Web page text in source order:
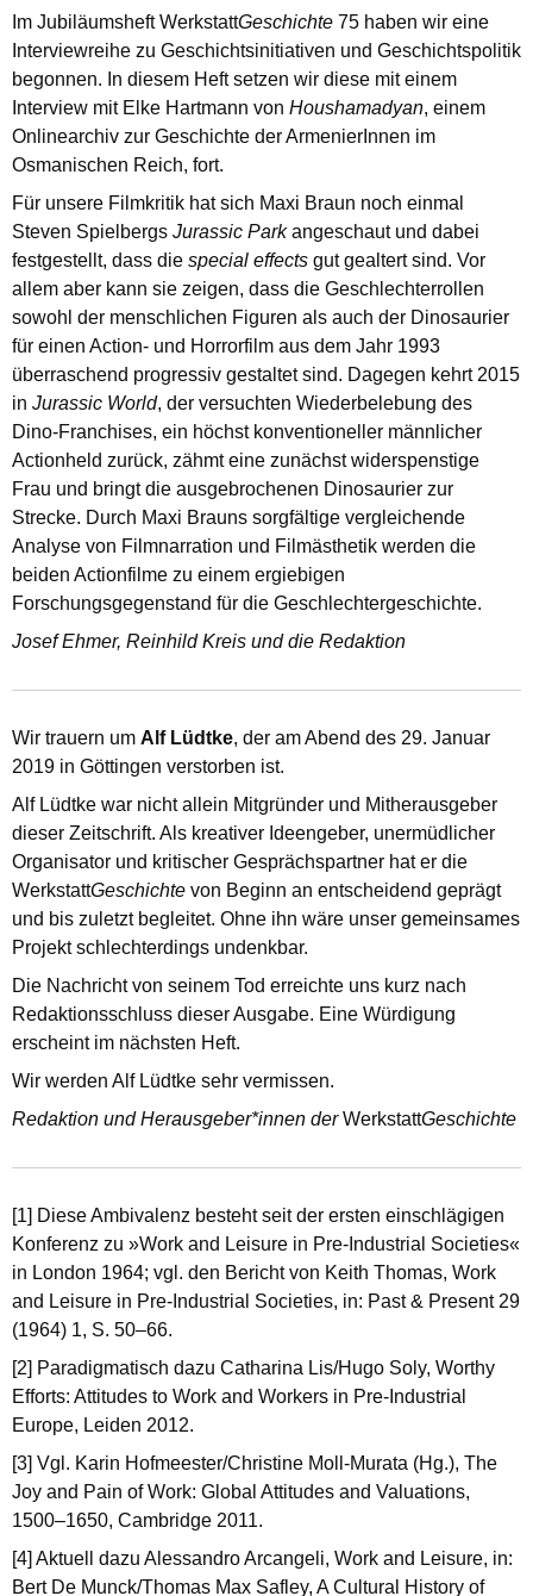
Im Jubiläumsheft WerkstattGeschichte 75 haben wir eine
Interviewreihe zu Geschichtsinitiativen und Geschichtspolitik
begonnen. In diesem Heft setzen wir diese mit einem
Interview mit Elke Hartmann von Houshamadyan, einem
Onlinearchiv zur Geschichte der ArmenierInnen im
Osmanischen Reich, fort.
Für unsere Filmkritik hat sich Maxi Braun noch einmal
Steven Spielbergs Jurassic Parkangeschaut und dabei
festgestellt, dass die special effects gut gealtert sind. Vor
allem aber kann sie zeigen, dass die Geschlechterrollen
sowohl der menschlichen Figuren als auch der Dinosaurier
für einen Action- und Horrorfilm aus dem Jahr 1993
überraschend progressiv gestaltet sind. Dagegen kehrt 2015
in Jurassic World, der versuchten Wiederbelebung des
Dino-Franchises, ein höchst konventioneller männlicher
Actionheld zurück, zähmt eine zunächst widerspenstige
Frau und bringt die ausgebrochenen Dinosaurier zur
Strecke. Durch Maxi Brauns sorgfältige vergleichende
Analyse von Filmnarration und Filmästhetik werden die
beiden Actionfilme zu einem ergiebigen
Forschungsgegenstand für die Geschlechtergeschichte.
Josef Ehmer, Reinhild Kreis und die Redaktion
Wir trauern um Alf Lüdtke, der am Abend des 29. Januar
2019 in Göttingen verstorben ist.
Alf Lüdtke war nicht allein Mitgründer und Mitherausgeber
dieser Zeitschrift. Als kreativer Ideengeber, unermüdlicher
Organisator und kritischer Gesprächspartner hat er die
WerkstattGeschichte von Beginn an entscheidend geprägt
und bis zuletzt begleitet. Ohne ihn wäre unser gemeinsames
Projekt schlechterdings undenkbar.
Die Nachricht von seinem Tod erreichte uns kurz nach
Redaktionsschluss dieser Ausgabe. Eine Würdigung
erscheint im nächsten Heft.
Wir werden Alf Lüdtke sehr vermissen.
Redaktion und Herausgeber*innen derWerkstattGeschichte
[1] Diese Ambivalenz besteht seit der ersten einschlägigen
Konferenz zu »Work and Leisure in Pre-Industrial Societies«
in London 1964; vgl. den Bericht von Keith Thomas, Work
and Leisure in Pre-Industrial Societies, in: Past & Present 29
(1964) 1, S. 50–66.
[2] Paradigmatisch dazu Catharina Lis/Hugo Soly, Worthy
Efforts: Attitudes to Work and Workers in Pre-Industrial
Europe, Leiden 2012.
[3] Vgl. Karin Hofmeester/Christine Moll-Murata (Hg.), The
Joy and Pain of Work: Global Attitudes and Valuations,
1500–1650, Cambridge 2011.
[4] Aktuell dazu Alessandro Arcangeli, Work and Leisure, in:
Bert De Munck/Thomas Max Safley, A Cultural History of